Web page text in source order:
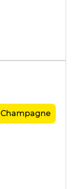
Champagne